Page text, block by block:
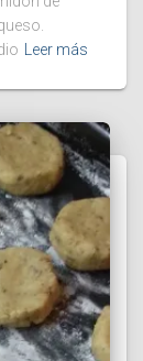
Leer más